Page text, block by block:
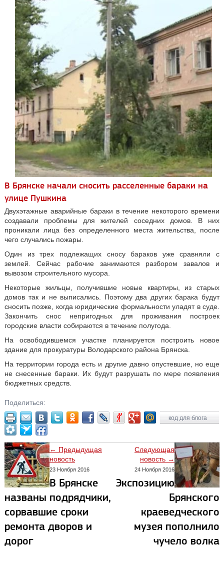
В Брянске начали сносить расселенные бараки на
улице Пушкина
Двухэтажные аварийные бараки в течение некоторого времени
создавали проблемы для жителей соседних домов. В них
проникали лица без определенного места жительства, после
чего случались пожары.
Один из трех подлежащих сносу бараков уже сравняли с
землей. Сейчас рабочие занимаются разбором завалов и
вывозом строительного мусора.
Некоторые жильцы, получившие новые квартиры, из старых
домов так и не выписались. Поэтому два других барака будут
сносить позже, когда юридические формальности уладят в суде.
Закончить снос непригодных для проживания построек
городские власти собираются в течение полугода.
На освободившемся участке планируется построить новое
здание для прокуратуры Володарского района Брянска.
На территории города есть и другие давно опустевшие, но еще
не снесенные бараки. Их будут разрушать по мере появления
бюджетных средств.
Поделиться:
код для блога
← Предыдущая
новость
23 Ноября 2016
В Брянске
названы подрядчики,
сорвавшие сроки
ремонта дворов и
дорог
Следующая
новость →
24 Ноября 2016
Экспозицию
Брянского
краеведческого
музея пополнило
чучело волка